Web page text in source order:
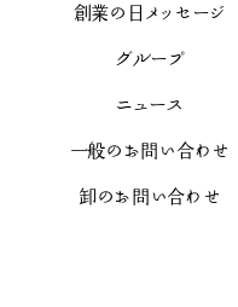
創業の日メッセージ
グループ
ニュース
一般のお問い合わせ
卸のお問い合わせ